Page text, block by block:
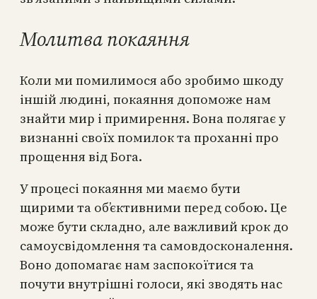
Молитва покаяння
Коли ми помилимося або зробимо шкоду
іншій людині, покаяння допоможе нам
знайти мир і примирення. Вона полягає у
визнанні своїх помилок та проханні про
прощення від Бога.
У процесі покаяння ми маємо бути
щирими та об’єктивними перед собою. Це
може бути складно, але важливий крок до
самоусвідомлення та самовдосконалення.
Воно допомагає нам заспокоїтися та
почути внутрішні голоси, які зводять нас